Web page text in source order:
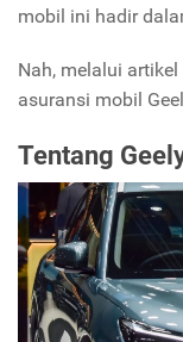
mobil ini hadir
Nah, melalui
asuransi mobil
Tentang